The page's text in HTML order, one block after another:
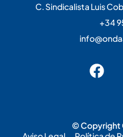
C. Sindicalista Luis
+34
© Copyright